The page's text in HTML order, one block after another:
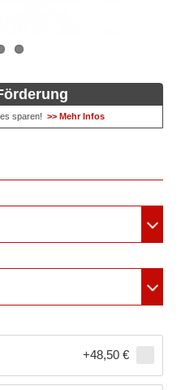
sparen! >> Mehr Infos
+48,50 €